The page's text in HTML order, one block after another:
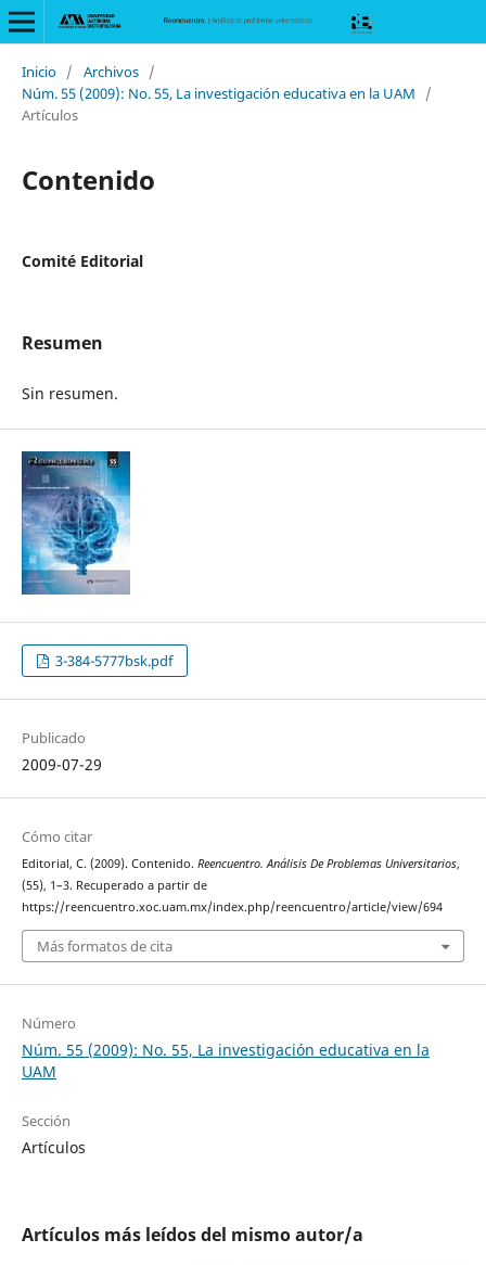
Inicio / Archivos /
Núm. 55 (2009): No. 55, La investigación educativa en la UAM
/
Artículos
Contenido
Comité Editorial
Resumen
Sin resumen.
3-384-5777bsk.pdf
Publicado
2009-07-29
Cómo citar
Editorial, C. (2009). Contenido. Reencuentro. Análisis De Problemas Universitarios,
(55), 1–3. Recuperado a partir de
https://reencuentro.xoc.uam.mx/index.php/reencuentro/article/view/694
Más formatos de cita
Número
Núm. 55 (2009): No. 55, La investigación educativa en la
UAM
Sección
Artículos
Artículos más leídos del mismo autor/a